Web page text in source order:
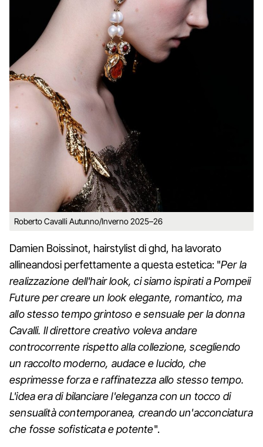
Roberto Cavalli Autunno/Inverno 2025–26
Damien Boissinot, hairstylist di ghd, ha lavorato
allineandosi perfettamente a questa estetica: "Per la
realizzazione dell'hair look, ci siamo ispirati a Pompeii
Future per creare un look elegante, romantico, ma
allo stesso tempo grintoso e sensuale per la donna
Cavalli. Il direttore creativo voleva andare
controcorrente rispetto alla collezione, scegliendo
un raccolto moderno, audace e lucido, che
esprimesse forza e raffinatezza allo stesso tempo.
L'idea era di bilanciare l'eleganza con un tocco di
sensualità contemporanea, creando un'acconciatura
che fosse sofisticata e potente".